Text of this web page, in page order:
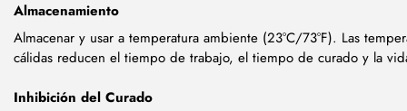
Almacenamiento
Almacenar y usar a temperatura ambiente (23°C/73°F). Las
cálidas reducen el tiempo de trabajo, el tiempo de curado y la
Inhibición del Curado